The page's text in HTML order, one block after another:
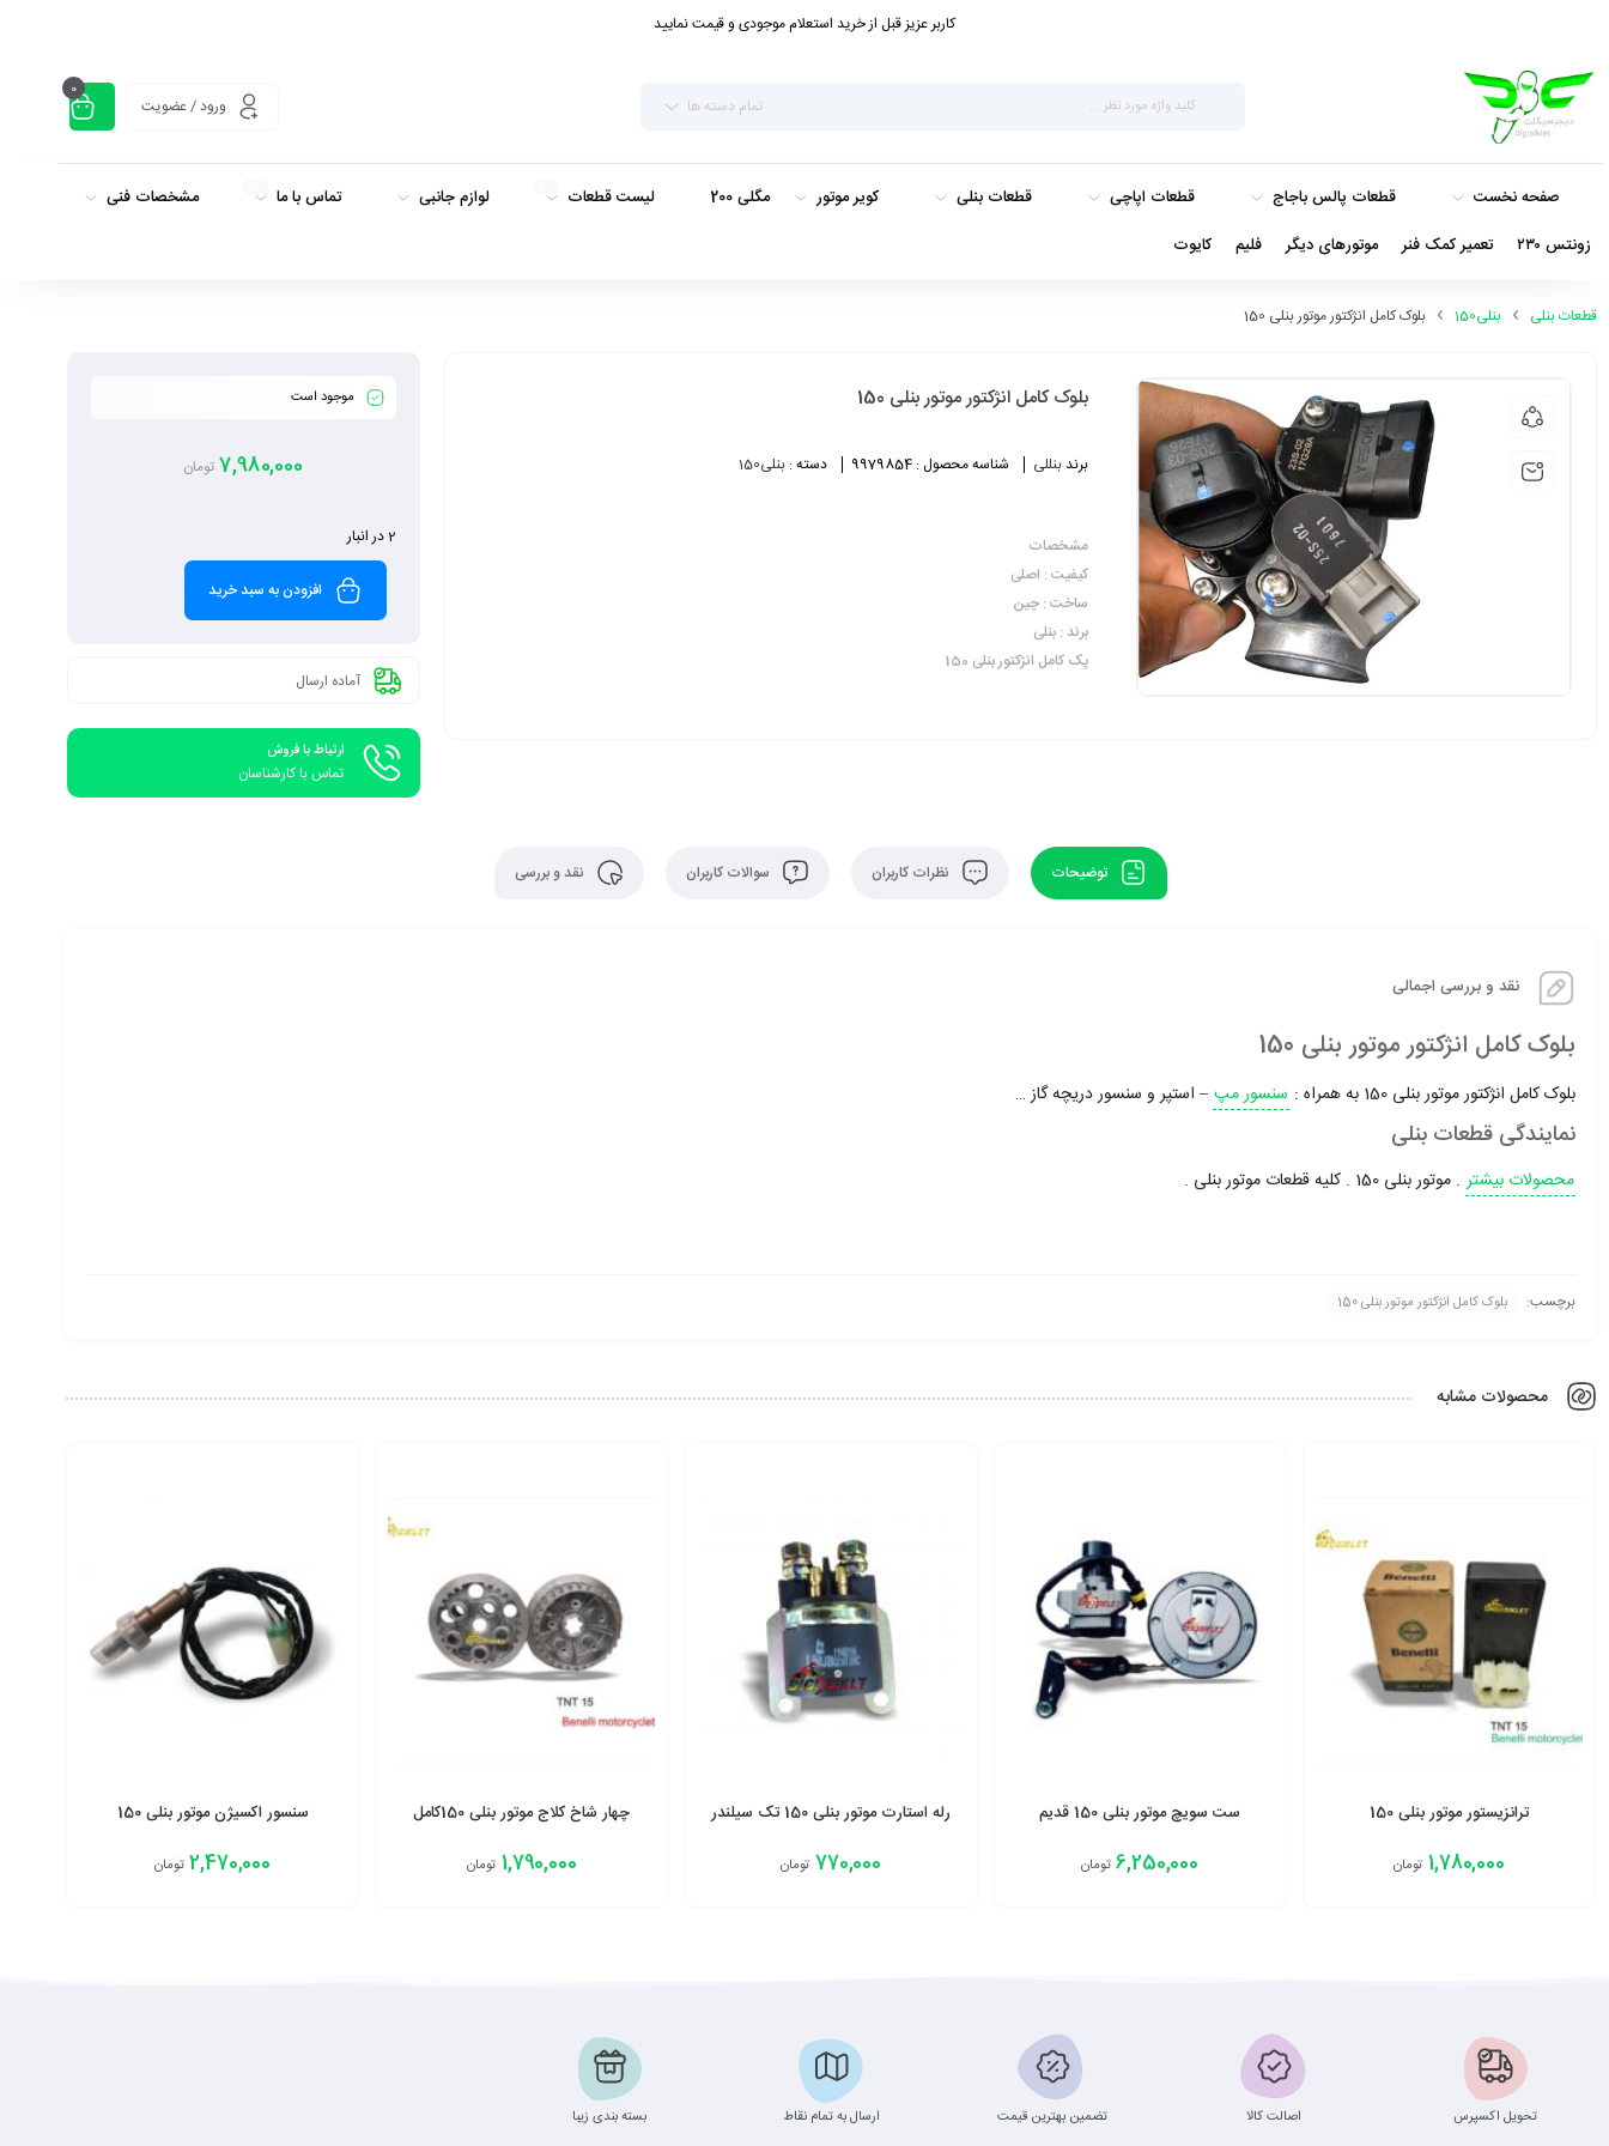
کاربر عزیز قبل از خرید استعلام موجودی و قیمت نمایید
تمام دسته ها ورود / عضویت
0
صفحه نخست قطعات پالس باجاج قطعات اپاچی قطعات بنلی کویر موتور مگلی 200 لیست قطعات لوازم جانبی تماس با ما
مشخصات فنی
زونتس ۲۳۰
تعمیر کمک فنر موتورهای دیگر فلیم کایوت
قطعات بنلی بنلی150 بلوک کامل انژکتور موتور بنلی 150
بلوک کامل انژکتور موتور بنلی 150
برند بنللی شناسه محصول : 9979854 دسته : بنلی150
مشخصات
کیفیت : اصلی
ساخت : چین
برند : بنلی
پک کامل انژکتور بنلی 150
موجود است
7,980,000 تومان
2 در انبار
افزودن به سبد خرید
آماده ارسال
ارتباط با فروش
تماس با کارشناسان
توضیحات نظرات کاربران سوالات کاربران نقد و بررسی
نقد و بررسی اجمالی
بلوک کامل انژکتور موتور بنلی 150
بلوک کامل انژکتور موتور بنلی 150 به همراه : سنسور مپ – استپر و سنسور دریچه گاز …
نمایندگی قطعات بنلی
محصولات بیشتر . موتور بنلی 150 . کلیه قطعات موتور بنلی .
برچسب: بلوک کامل انژکتور موتور بنلی 150
محصولات مشابه
ترانزیستور موتور بنلی 150
1,780,000 تومان
ست سویچ موتور بنلی 150 قدیم
6,250,000 تومان
رله استارت موتور بنلی 150 تک سیلندر
770,000 تومان
چهار شاخ کلاج موتور بنلی 150کامل
1,790,000 تومان
سنسور اکسیژن موتور بنلی 150
2,470,000 تومان
تحویل اکسپرس اصالت کالا تضمین بهترین قیمت ارسال به تمام نقاط بسته بندی زیبا